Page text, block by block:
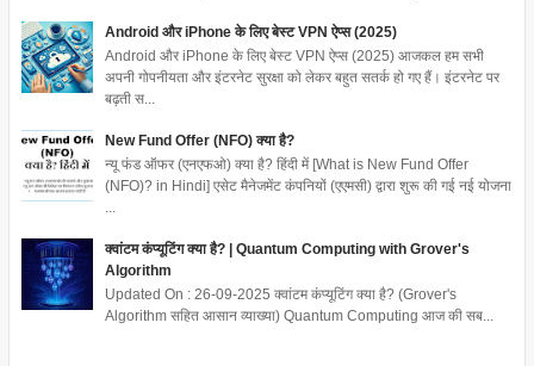
Android और iPhone के लिए बेस्ट VPN ऐप्स (2025)
Android और iPhone के लिए बेस्ट VPN ऐप्स (2025) आजकल हम सभी
अपनी गोपनीयता और इंटरनेट सुरक्षा को लेकर बहुत सतर्क हो गए हैं। इंटरनेट पर
बढ़ती स...
New Fund Offer (NFO) क्या है?
न्यू फंड ऑफर (एनएफओ) क्या है? हिंदी में [What is New Fund Offer
(NFO)? in Hindi] एसेट मैनेजमेंट कंपनियों (एएमसी) द्वारा शुरू की गई नई योजना
...
क्वांटम कंप्यूटिंग क्या है? | Quantum Computing with Grover's
Algorithm
Updated On : 26-09-2025 क्वांटम कंप्यूटिंग क्या है? (Grover's
Algorithm सहित आसान व्याख्या) Quantum Computing आज की सब...